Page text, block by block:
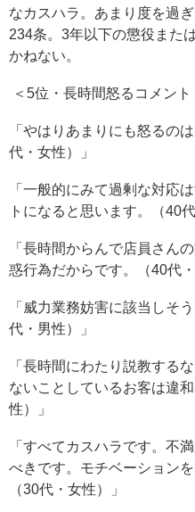
なカスハラ。あまり度を過
234条。3年以下の懲役また
かねない。
＜5位・長時間怒るコメント
「やはりあまりにも怒るの
代・女性）」
「一般的にみて過剰な対応
トになると思います。（40
「長時間からんで店員さん
惑行為だからです。（40代・
「威力業務妨害に該当しそ
代・男性）」
「長時間にわたり説教する
ないことしているお客は違
性）」
「すべてカスハラです。不
べきです。モチベーション
（30代・女性）」